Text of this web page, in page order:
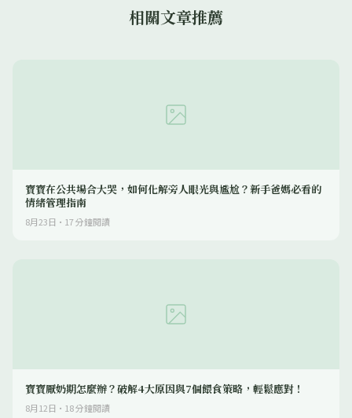
相關文章推薦
寶寶在公共場合大哭，如何化解旁人眼光與尷尬？新手爸媽必看的
情緒管理指南
8月23日 · 17分鐘閱讀
寶寶厭奶期怎麼辦？破解4大原因與7個餵食策略，輕鬆應對！
8月12日 · 18分鐘閱讀